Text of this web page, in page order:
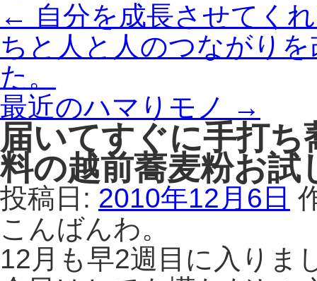
← 自分を成長させてく
ちと人と人のつながり
た。
最近のハマりモノ
→
届いてすぐに手打
料の越前蕎麦粉お試
投稿日: 2010年12月6日
こんばんわ。
12月も早2週目に入りま